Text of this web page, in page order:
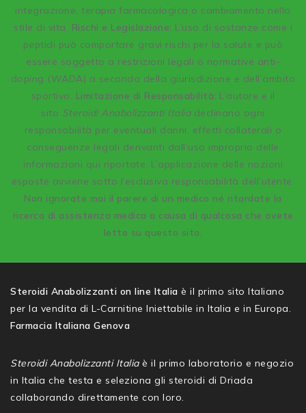
integrazione, terapia farmacologica o cambiamento nello
stile di vita. Rischi e Legislazione: L’uso di sostanze come i
peptidi può comportare gravi rischi per la salute e può
essere soggetto a restrizioni legali o normative anti-
doping (WADA) a seconda della giurisdizione e dell’ambito
sportivo. Limitazione di Responsabilità: L’autore e il
sito Steroidi Anabolizzanti Italiadeclinano ogni
responsabilità per eventuali danni, effetti collaterali o
conseguenze legali derivanti dall’uso improprio delle
informazioni qui riportate. L’applicazione delle nozioni
esposte avviene sotto l’esclusiva responsabilità dell’utente.
Non ignorate mai il parere di un medico né ritardate la
ricerca di assistenza medica a causa di qualcosa che avete
letto su questo sito.
Steroidi Anabolizzanti on line Italia è il primo sito Italiano
per la vendita di L-Carnitine Iniettabile in Italia e in Europa.
Farmacia Italiana Genova
Steroidi Anabolizzanti Italiaè il primo laboratorio e negozio
in Italia che testa e seleziona gli steroidi di Driada
collaborando direttamente con loro.